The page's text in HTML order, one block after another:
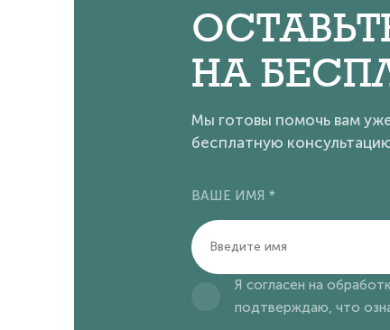
НА
Мы готовы помочь вам
бесплатную
ВАШЕ ИМЯ *
Я согласен на
подтверждаю, что